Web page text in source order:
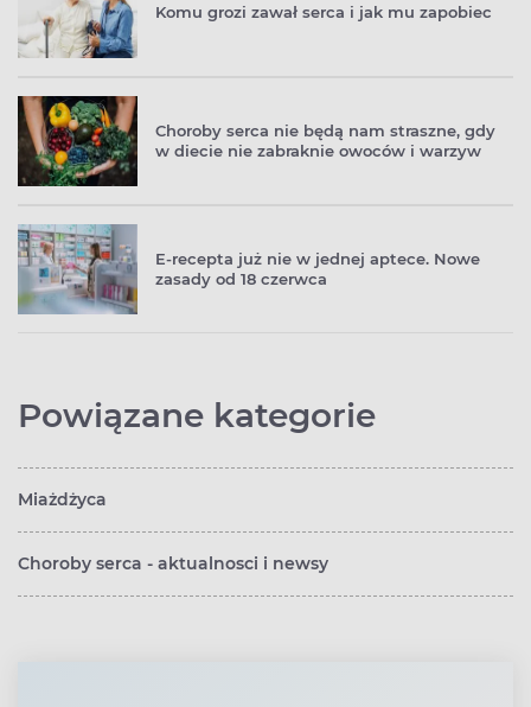
Komu grozi zawał serca i jak mu zapobiec
Choroby serca nie będą nam straszne, gdy
w diecie nie zabraknie owoców i warzyw
E‑recepta już nie w jednej aptece. Nowe
zasady od 18 czerwca
Powiązane kategorie
Miażdżyca
Choroby serca - aktualnosci i newsy